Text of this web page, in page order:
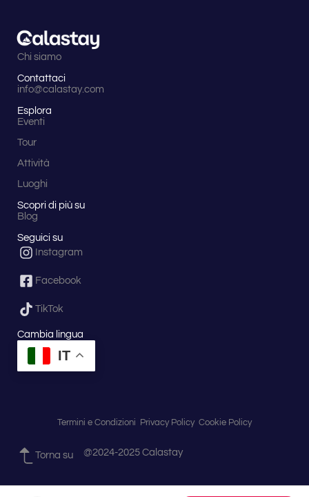
Chi siamo
Contattaci
info@calastay.com
Esplora
Eventi
Tour
Attività
Luoghi
Scopri di più su
Blog
Seguici su
Instagram
Facebook
TikTok
Cambia lingua
IT
Termini e Condizioni Privacy Policy Cookie Policy
Torna su @2024-2025 Calastay